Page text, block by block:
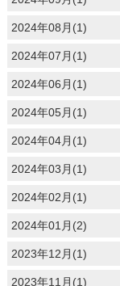
2024年08月(1)
2024年07月(1)
2024年06月(1)
2024年05月(1)
2024年04月(1)
2024年03月(1)
2024年02月(1)
2024年01月(2)
2023年12月(1)
2023年11月(1)